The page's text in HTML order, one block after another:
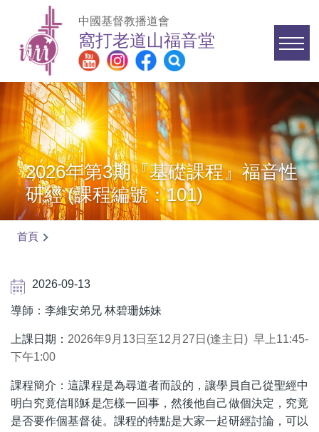
移至主內容
中國基督教播道會
窩打老道山福音堂
Main
navigation
2026年第3期『基礎課程』福音性
研經 (課程編號：101)
航
連
結
首頁
2026-09-13
導師：李維安弟兄 林碧珊姊妹
上課日期： 2026年9月13日至12月27日(逢主日) 早上11:45-
下午1:00
課程簡介：這課程是為尋道者而設的，讓學員自己從聖經中
明白究竟信耶穌是怎樣一回事，然後他自己做個決定，究竟
是否要作個基督徒。課程的特點是大家一起研經討論，可以